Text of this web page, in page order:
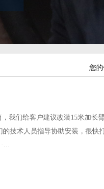
您的
我们给客户建议改装15米加长
技术人员指导协助安装，很快